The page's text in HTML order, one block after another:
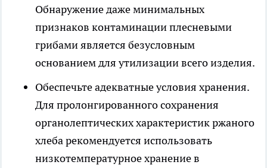
Обнаружение даже минимальных
признаков контаминации плесневыми
грибами является безусловным
основанием для утилизации всего изделия.
Обеспечьте адекватные условия хранения.
Для пролонгированного сохранения
органолептических характеристик ржаного
хлеба рекомендуется использовать
низкотемпературное хранение в